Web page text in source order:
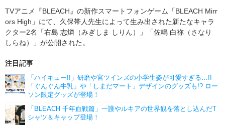
ゲーム 座談会
アニメ！アニメ！TV ABEMA Cafe
TVアニメ『BLEACH』の新作スマートフォンゲーム「BLEACH Mirr
ors High」にて、久保帯人先生によって生み出された新たなキャラ
クター2名「右島 志燐（みぎしま しりん）」「佐鳴 白祢（さなり
しらね）」が公開された。
注目記事
「ハイキュー!!」研磨や宮ツインズの小学生姿が可愛すぎる…!!
「ぐんぐん牛乳」や「しまだマート」デザインのグッズも!? ロー
ソン限定グッズが登場！
「BLEACH 千年血戦篇」一護やルキアの世界観を落とし込んだT
シャツ＆キャップ登場！